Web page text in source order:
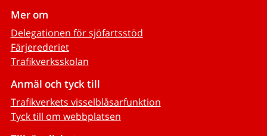
Mer om
Delegationen för sjöfartsstöd
Färjerederiet
Trafikverksskolan
Anmäl och tyck till
Trafikverkets visselblåsarfunktion
Tyck till om webbplatsen